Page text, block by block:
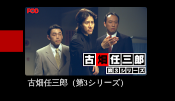
古畑任三郎（第3シリーズ）